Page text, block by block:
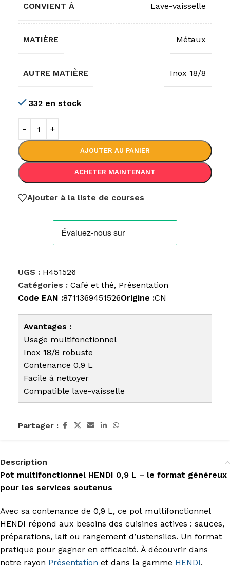
CONVIENT À Lave-vaisselle
MATIÈRE Métaux
AUTRE MATIÈRE Inox 18/8
332 en stock
AJOUTER AU PANIER
ACHETER MAINTENANT
Ajouter à la liste de courses
UGS : H451526
Catégories : Café et thé, Présentation
Code EAN :8711369451526Origine :CN
Avantages :
Usage multifonctionnel
Inox 18/8 robuste
Contenance 0,9 L
Facile à nettoyer
Compatible lave-vaisselle
Partager :
Description
Pot multifonctionnel HENDI 0,9 L – le format généreux
pour les services soutenus
Avec sa contenance de 0,9 L, ce pot multifonctionnel
HENDI répond aux besoins des cuisines actives : sauces,
préparations, lait ou rangement d’ustensiles. Un format
pratique pour gagner en efficacité. À découvrir dans
notre rayon Présentation et dans la gamme HENDI.